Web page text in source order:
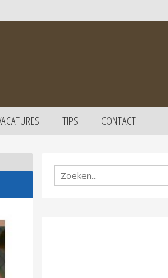
TIPS CONTACT